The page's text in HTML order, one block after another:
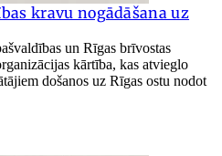
kravu nogādāšana uz
un Rīgas brīvostas
kārtība, kas atvieglo
došanos uz Rīgas ostu nodot